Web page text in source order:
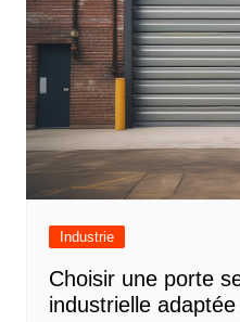
Industrie
Choisir une porte
industrielle